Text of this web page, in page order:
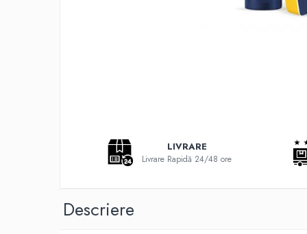
Intretinere baterie si sisteme
LIVRARE
Livrare Rapidă 24/48 ore
Descriere